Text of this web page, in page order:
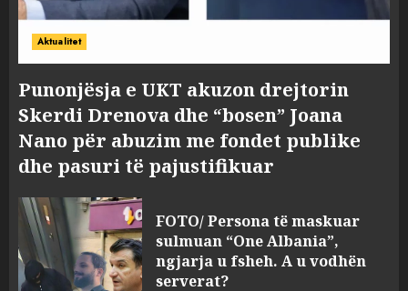
Aktualitet
Punonjësja e UKT akuzon drejtorin
Skerdi Drenova dhe “bosen” Joana
Nano për abuzim me fondet publike
dhe pasuri të pajustifikuar
FOTO/ Persona të maskuar
sulmuan “One Albania”,
ngjarja u fsheh. A u vodhën
serverat?